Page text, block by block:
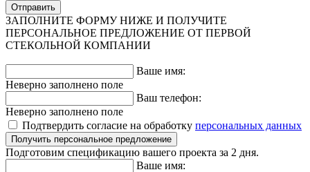
ЗАПОЛНИТЕ ФОРМУ НИЖЕ И ПОЛУЧИТЕ
ПЕРСОНАЛЬНОЕ ПРЕДЛОЖЕНИЕ ОТ ПЕРВОЙ
СТЕКОЛЬНОЙ КОМПАНИИ
Ваше имя:
Неверно заполнено поле
Ваш телефон:
Неверно заполнено поле
Подтвердить согласие на обработку персональных данных
Подготовим спецификацию вашего проекта за 2 дня.
Ваше имя: